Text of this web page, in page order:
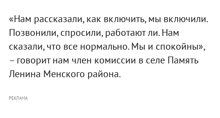
«Нам рассказали, как включить, мы включили.
Позвонили, спросили, работают ли. Нам
сказали, что все нормально. Мы и спокойны»,
– говорит нам член комиссии в селе Память
Ленина Менского района.
РЕКЛАМА